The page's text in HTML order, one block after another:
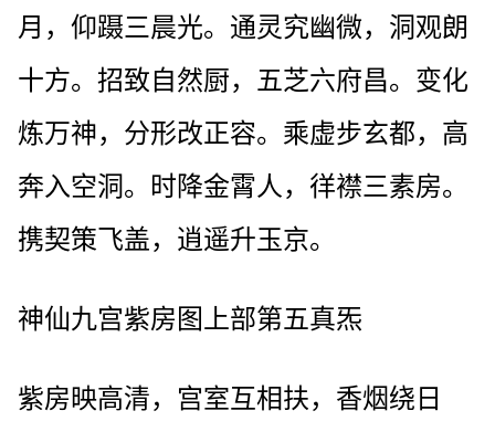
月，仰蹑三晨光。通灵究幽微，洞观朗
十方。招致自然厨，五芝六府昌。变化
炼万神，分形改正容。乘虚步玄都，高
奔入空洞。时降金霄人，徉襟三素房。
携契策飞盖，逍遥升玉京。
神仙九宫紫房图上部第五真炁
紫房映高清，宫室互相扶，香烟绕日